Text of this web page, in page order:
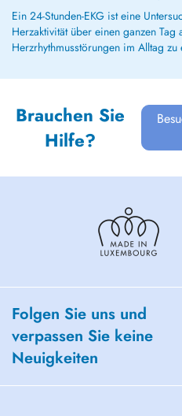
Ein 24-Stunden-EKG ist eine
Herzaktivität über einen ganzen
Herzrhythmusstörungen im Alltag zu
Brauchen Sie
Hilfe?
Folgen Sie uns und
verpassen Sie keine
Neuigkeiten